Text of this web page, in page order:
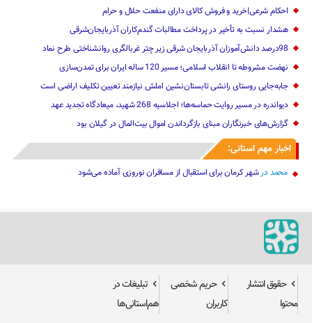
احکام شرعی|خرید و فروش کالای دارای منفعت حلال و حرام
هشدار نسبت به تأخیر در پرداخت مطالبات گندم‌کاران آذربایجان‌شرقی
98درصد دانش‌آموزان آذربایجان شرقی زیر چتر غربالگری روانشناختی طرح نماد
نهضت مشروطه تا انقلاب اسلامی؛ مسیر 120 ساله ایران برای تمدن‌سازی
جابه‌جایی روستای رانشی تابستان‌نشین املش نیازمند تعیین تکلیف اراضی است
دیواندره در مسیر روایت حماسه‌ها؛ اجلاسیه 268 شهید، میعادگاه تجدید عهد
گزارش‌های خبرنگاران مبنای بازگرداندن اموال بیت‌المال در گیلان بود
اخبار مهم استانی:
محمد درشهر کرمان برای استقبال از مسافران نوروزی آماده می‌شود
حقوق انتشار
محتوا
حریم شخصی
کاربران
تبلیغات در
هم‌استانی‌ها